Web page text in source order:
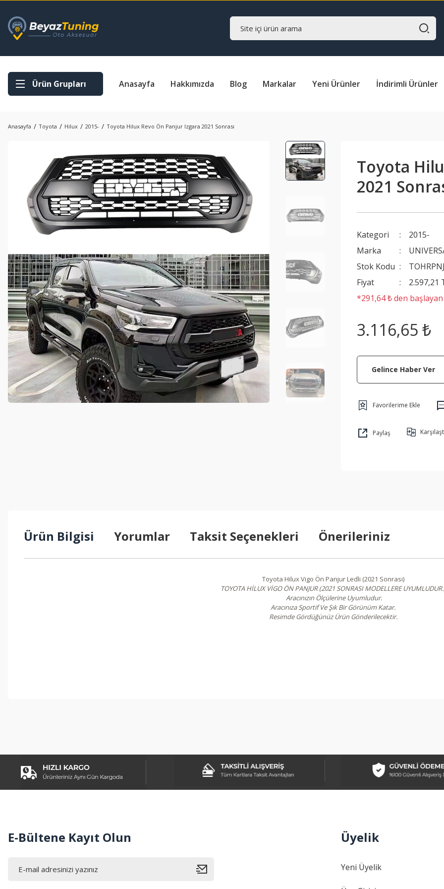
Ürün Grupları Anasayfa Hakkımızda Blog Markalar Yeni Ürünler İndirimli Ürünler
Anasayfa Toyota Hilux 2015- Toyota Hilux Revo Ön Panjur Izgara 2021 Sonrası
Toyota
2021
Kategori
2015-
Marka
Stok Kodu
Fiyat
2.597,21
*291,64 ₺ den
3.116,65 ₺
Gelince Haber Ver
Paylaş
Ürün Bilgisi Yorumlar Taksit Seçenekleri Önerileriniz
Toyota Hilux Vigo Ön Panjur Ledli (2021 Sonrası)
TOYOTA HİLUX VİGO ÖN PANJUR (2021 SONRASI MODELLERE
Aracınızın Ölçülerine Uyumludur.
Aracınıza Sportif Ve Şık Bir Görünüm Katar.
Resimde Gördüğünüz Ürün Gönderilecektir.
Ürün fiyatı diğer sitelerden daha pahalı.
Bu ürüne benzer farklı alternatifler olmalı.
E-Bültene Kayıt Olun Üyelik
Yeni Üyelik